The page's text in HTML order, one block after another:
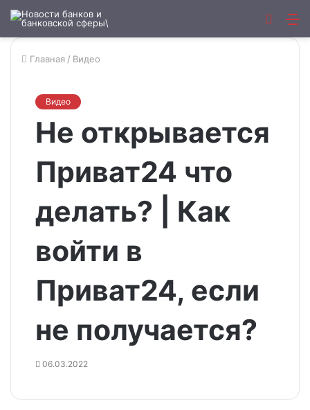
Главная / Видео
Видео
Не открывается
Приват24 что
делать? | Как
войти в
Приват24, если
не получается?
06.03.2022